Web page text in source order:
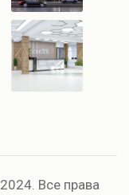
2024. Все права